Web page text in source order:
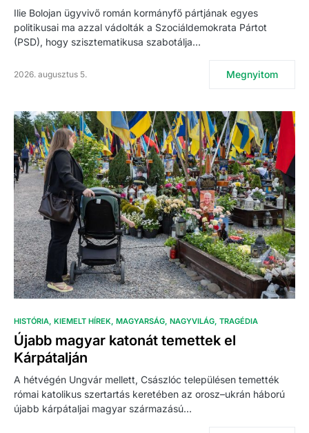
Ilie Bolojan ügyvivő román kormányfő pártjának egyes
politikusai ma azzal vádolták a Szociáldemokrata Pártot
(PSD), hogy szisztematikusa szabotálja…
2026. augusztus 5. Megnyitom
HISTÓRIA KIEMELT HÍREK MAGYARSÁG NAGYVILÁG TRAGÉDIA
Újabb magyar katonát temettek el
Kárpátalján
A hétvégén Ungvár mellett, Császlóc településen temették
római katolikus szertartás keretében az orosz–ukrán háború
újabb kárpátaljai magyar származású…